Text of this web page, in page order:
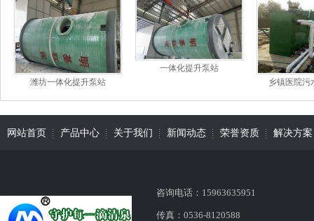
潍坊一体化提升泵站
一体化提升泵站
乡镇医院污
网站首页 产品中心 关于我们 新闻动态 荣誉资质 解决方案
咨询电话：15963635951
传真：0536-8120588